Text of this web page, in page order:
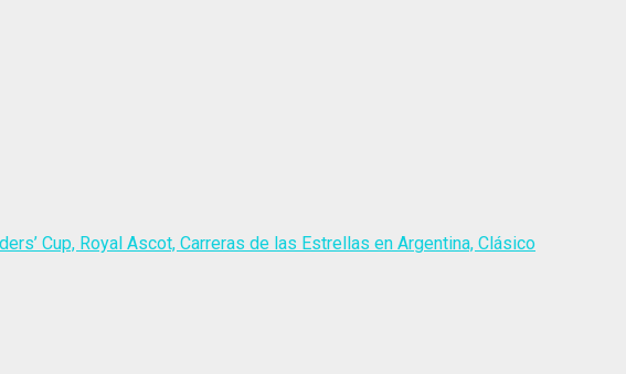
Cup, Royal Ascot, Carreras de las Estrellas en Argentina, Clásico